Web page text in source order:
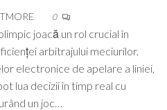
0
joacă un rol crucial în
arbitrajului meciurilor.
electronice de apelare a liniei,
lua decizii în timp real cu
un joc…